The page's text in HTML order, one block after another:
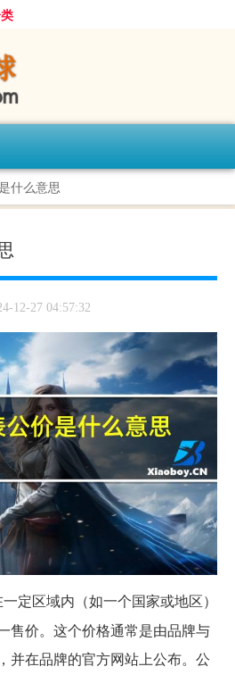
什么意思
12-27 04:57:32
定区域内（如一个国家或地区）
售价。这个价格通常是由品牌与
并在品牌的官方网站上公布。公